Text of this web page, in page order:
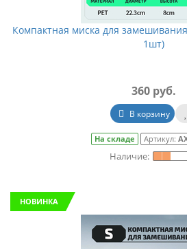
Компактная миска для
1шт)
360 руб.
В корзину
На складе Артикул:
НОВИНКА